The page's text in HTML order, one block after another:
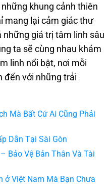
khung cảnh thiên
mang lại cảm giác thư
giá trị tâm linh sâu
ta sẽ cùng nhau khám
linh nổi bật, nơi mỗi
đến với những trải
Mà Bất Cứ Ai Cũng Phải
Dẫn Tại Sài Gòn
Bảo Vệ Bản Thân Và Tài
ở Việt Nam Mà Bạn Chưa